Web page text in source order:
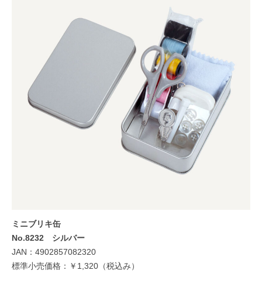
ミニブリキ缶
No.8232 シルバー
JAN：4902857082320
標準小売価格：￥1,320（税込み）